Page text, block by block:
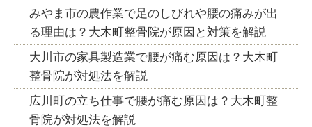
みやま市の農作業で足のしびれや腰の痛みが出
る理由は？大木町整骨院が原因と対策を解説
大川市の家具製造業で腰が痛む原因は？大木町
整骨院が対処法を解説
広川町の立ち仕事で腰が痛む原因は？大木町整
骨院が対処法を解説